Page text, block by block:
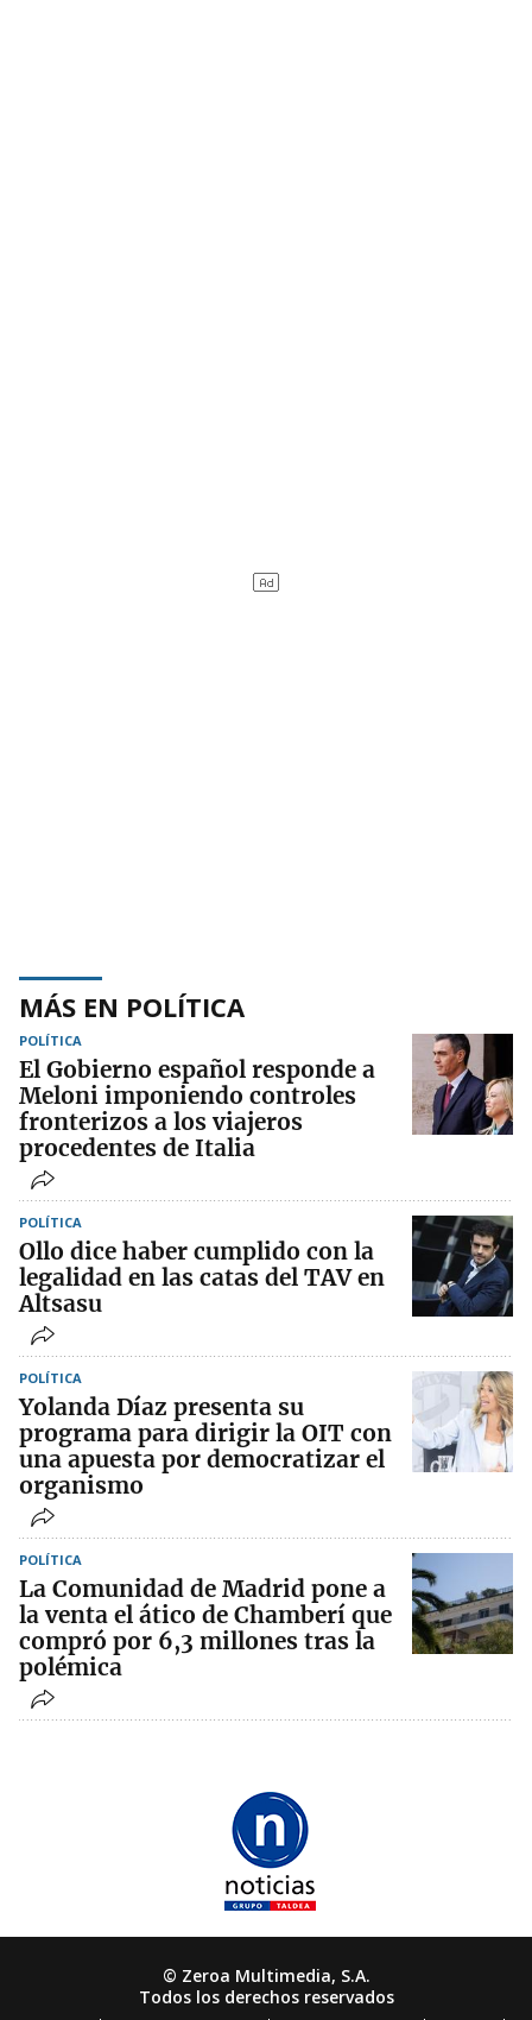
MÁS EN POLÍTICA
POLÍTICA
El Gobierno español responde a
Meloni imponiendo controles
fronterizos a los viajeros
procedentes de Italia
POLÍTICA
Ollo dice haber cumplido con la
legalidad en las catas del TAV en
Altsasu
POLÍTICA
Yolanda Díaz presenta su
programa para dirigir la OIT con
una apuesta por democratizar el
organismo
POLÍTICA
La Comunidad de Madrid pone a
la venta el ático de Chamberí que
compró por 6,3 millones tras la
polémica
© Zeroa Multimedia, S.A.
Todos los derechos reservados